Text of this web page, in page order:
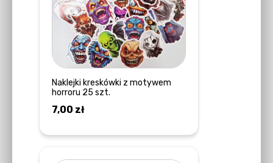
Naklejki kreskówki z motywem
horroru 25 szt.
7,00 zł